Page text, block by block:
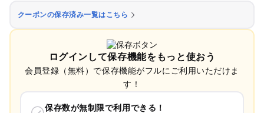
クーポンの保存済み一覧はこちら
ログインして保存機能をもっと使おう
会員登録（無料）で保存機能がフルにご利用いただけま
す！
保存数が無制限で利用できる！